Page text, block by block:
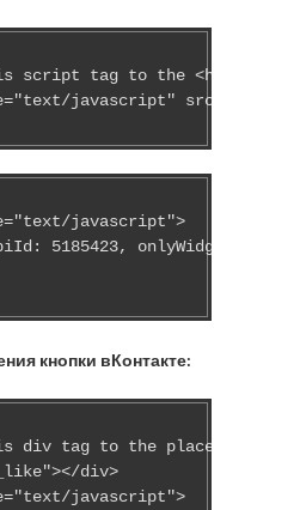
script tag to the <head> of
javascript" src="//
javascript">
5185423, onlyWidgets:
кнопки вКонтакте:
div tag to the place, where
div>
javascript">